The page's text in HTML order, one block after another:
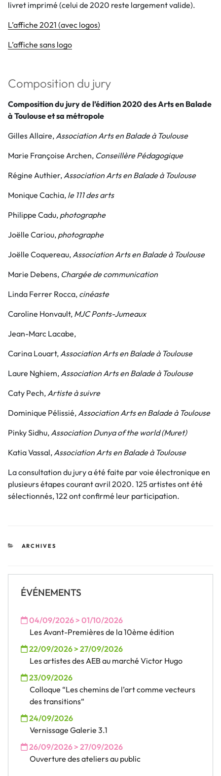
livret imprimé (celui de 2020 reste largement valide).
L’affiche 2021 (avec logos)
L’affiche sans logo
Composition du jury
Composition du jury de l’édition 2020 des Arts en Balade
à Toulouse et sa métropole
Gilles Allaire,Association Arts en Balade à Toulouse
Marie Françoise Archen, Conseillère Pédagogique
Régine Authier,Association Arts en Balade à Toulouse
Monique Cachia, le 111 des arts
Philippe Cadu, photographe
Joëlle Cariou, photographe
Joëlle Coquereau,Association Arts en Balade à Toulouse
Marie Debens, Chargée de communication
Linda Ferrer Rocca, cinéaste
Caroline Honvault, MJC Ponts-Jumeaux
Jean-Marc Lacabe,
Carina Louart,Association Arts en Balade à Toulouse
Laure Nghiem,Association Arts en Balade à Toulouse
Caty Pech,Artiste à suivre
Dominique Pélissié,Association Arts en Balade à Toulouse
Pinky Sidhu,Association Dunya of the world (Muret)
Katia Vassal,Association Arts en Balade à Toulouse
La consultation du jury a été faite par voie électronique en
plusieurs étapes courant avril 2020. 125 artistes ont été
sélectionnés, 122 ont confirmé leur participation.
CATÉGORIES
ARCHIVES
ÉVÉNEMENTS
04/09/2026 > 01/10/2026
Les Avant-Premières de la 10ème édition
22/09/2026 > 27/09/2026
Les artistes des AEB au marché Victor Hugo
23/09/2026
Colloque “Les chemins de l’art comme vecteurs
des transitions“
24/09/2026
Vernissage Galerie 3.1
26/09/2026 > 27/09/2026
Ouverture des ateliers au public